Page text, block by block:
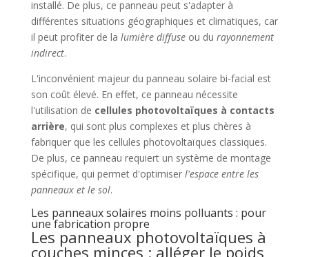
installé. De plus, ce panneau peut s'adapter à
différentes situations géographiques et climatiques, car
il peut profiter de la lumière diffuseou du rayonnement
indirect.
L'inconvénient majeur du panneau solaire bi-facial est
son coût élevé. En effet, ce panneau nécessite
l'utilisation de cellules photovoltaïques à contacts
arrière, qui sont plus complexes et plus chères à
fabriquer que les cellules photovoltaïques classiques.
De plus, ce panneau requiert un système de montage
spécifique, qui permet d'optimiser l'espace entre les
panneaux et le sol.
Les panneaux solaires moins polluants : pour
une fabrication propre
Les panneaux photovoltaïques à
couches minces : alléger le poids